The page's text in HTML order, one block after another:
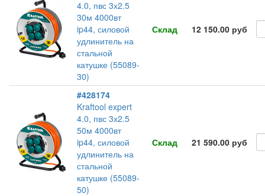
4.0, пвс 3х2.5
30м 4000вт
ip44, силовой
удлинитель на
стальной
катушке (55089-
30)
Склад 12 150.00 руб
#428174
Kraftool expert
4.0, пвс 3х2.5
50м 4000вт
ip44, силовой
удлинитель на
стальной
катушке (55089-
50)
Склад 21 590.00 руб